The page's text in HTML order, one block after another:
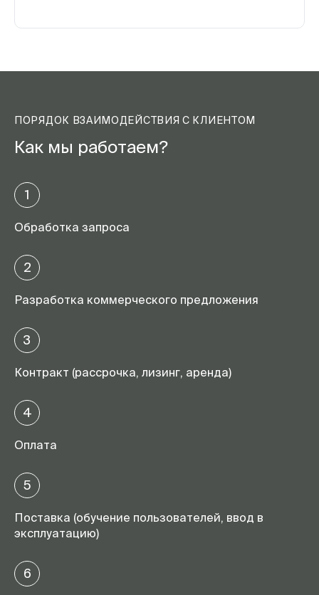
ПОРЯДОК ВЗАИМОДЕЙСТВИЯ С КЛИЕНТОМ
Как мы работаем?
1
Обработка запроса
2
Разработка коммерческого предложения
3
Контракт (рассрочка, лизинг, аренда)
4
Оплата
5
Поставка (обучение пользователей, ввод в
эксплуатацию)
6